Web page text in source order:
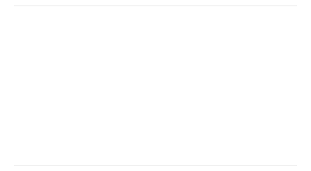
Федеральное агентство воздушного транспорта (Росавиация)